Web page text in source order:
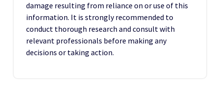
damage resulting from reliance on or use of this
information. It is strongly recommended to
conduct thorough research and consult with
relevant professionals before making any
decisions or taking action.